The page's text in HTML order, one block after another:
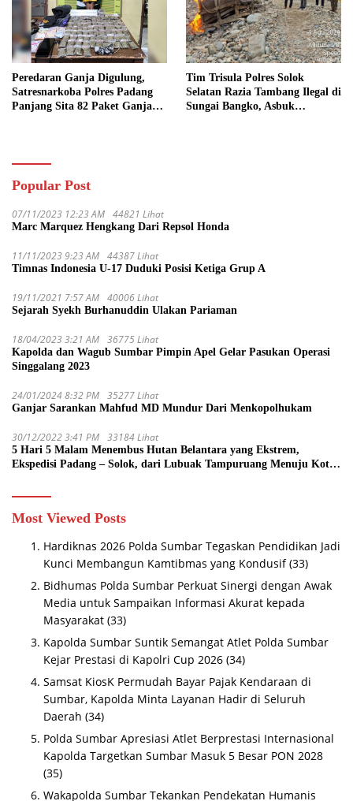
Peredaran Ganja Digulung,
Satresnarkoba Polres Padang
Panjang Sita 82 Paket Ganja
Tim Trisula Polres Solok
Selatan Razia Tambang Ilegal di
Sungai Bangko, Asbuk
Popular Post
07/11/2023 12:23 AM 44821 Lihat
Marc Marquez Hengkang Dari Repsol Honda
11/11/2023 9:23 AM 44387 Lihat
Timnas Indonesia U-17 Duduki Posisi Ketiga Grup A
19/11/2021 7:57 AM 40006 Lihat
Sejarah Syekh Burhanuddin Ulakan Pariaman
18/04/2023 3:21 AM 36775 Lihat
Kapolda dan Wagub Sumbar Pimpin Apel Gelar Pasukan Operasi
Singgalang 2023
24/01/2024 8:32 PM 35277 Lihat
Ganjar Sarankan Mahfud MD Mundur Dari Menkopolhukam
30/12/2022 3:41 PM 33184 Lihat
5 Hari 5 Malam Menembus Hutan Belantara yang Ekstrem,
Ekspedisi Padang – Solok, dari Lubuak Tampuruang Menuju Koto
Most Viewed Posts
Hardiknas 2026 Polda Sumbar Tegaskan Pendidikan Jadi
Kunci Membangun Kamtibmas yang Kondusif (33)
Bidhumas Polda Sumbar Perkuat Sinergi dengan Awak
Media untuk Sampaikan Informasi Akurat kepada
Masyarakat (33)
Kapolda Sumbar Suntik Semangat Atlet Polda Sumbar
Kejar Prestasi di Kapolri Cup 2026 (34)
Samsat KiosK Permudah Bayar Pajak Kendaraan di
Sumbar, Kapolda Minta Layanan Hadir di Seluruh
Daerah (34)
Polda Sumbar Apresiasi Atlet Berprestasi Internasional
Kapolda Targetkan Sumbar Masuk 5 Besar PON 2028
(35)
Wakapolda Sumbar Tekankan Pendekatan Humanis